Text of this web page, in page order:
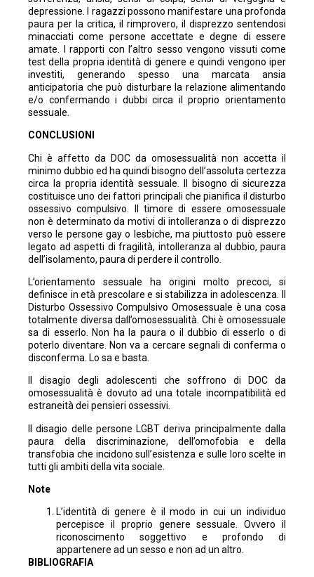
depressione. I ragazzi possono manifestare una profonda
paura per la critica, il rimprovero, il disprezzo sentendosi
minacciati come persone accettate e degne di essere
amate. I rapporti con l’altro sesso vengono vissuti come
test della propria identità di genere e quindi vengono iper
investiti, generando spesso una marcata ansia
anticipatoria che può disturbare la relazione alimentando
e/o confermando i dubbi circa il proprio orientamento
sessuale.
CONCLUSIONI
Chi è affetto da DOC da omosessualità non accetta il
minimo dubbio ed ha quindi bisogno dell’assoluta certezza
circa la propria identità sessuale. Il bisogno di sicurezza
costituisce uno dei fattori principali che pianifica il disturbo
ossessivo compulsivo. Il timore di essere omosessuale
non è determinato da motivi di intolleranza o di disprezzo
verso le persone gay o lesbiche, ma piuttosto può essere
legato ad aspetti di fragilità, intolleranza al dubbio, paura
dell’isolamento, paura di perdere il controllo.
L’orientamento sessuale ha origini molto precoci, si
definisce in età prescolare e si stabilizza in adolescenza. Il
Disturbo Ossessivo Compulsivo Omosessuale è una cosa
totalmente diversa dall’omosessualità. Chi è omosessuale
sa di esserlo. Non ha la paura o il dubbio di esserlo o di
poterlo diventare. Non va a cercare segnali di conferma o
disconferma. Lo sa e basta.
Il disagio degli adolescenti che soffrono di DOC da
omosessualità è dovuto ad una totale incompatibilità ed
estraneità dei pensieri ossessivi.
Il disagio delle persone LGBT deriva principalmente dalla
paura della discriminazione, dell’omofobia e della
transfobia che incidono sull’esistenza e sulle loro scelte in
tutti gli ambiti della vita sociale.
Note
L’identità di genere è il modo in cui un individuo
percepisce il proprio genere sessuale. Ovvero il
riconoscimento soggettivo e profondo di
appartenere ad un sesso e non ad un altro.
BIBLIOGRAFIA